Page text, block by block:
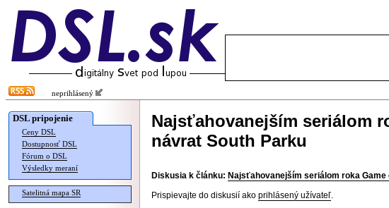
neprihlásený
DSL pripojenie
Ceny DSL
Dostupnosť DSL
Fórum o DSL
Výsledky meraní
Satelitná mapa SR
Najsťahovanejším seriálom
návrat South Parku
Diskusia k článku: Najsťahovanejším seriálom roka
Prispievajte do diskusií ako prihlásený užívateľ.